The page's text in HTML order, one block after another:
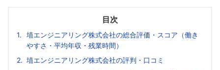
目次
埴エンジニアリング株式会社の総合評価・スコア（働き
やすさ・平均年収・残業時間）
埴エンジニアリング株式会社の評判・口コミ